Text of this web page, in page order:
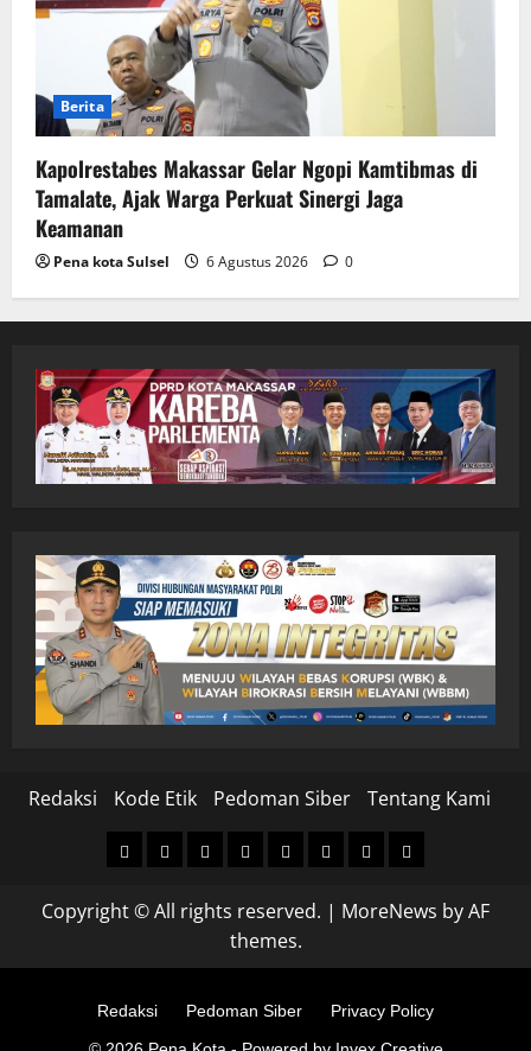
Berita
Kapolrestabes Makassar Gelar Ngopi Kamtibmas di
Tamalate, Ajak Warga Perkuat Sinergi Jaga
Keamanan
Pena kota Sulsel 6 Agustus 2026 0
Redaksi Kode Etik Pedoman Siber Tentang Kami
HomeNasionalHukum
Kriminal
PolitikEkonomiPendidikan
Kesehatan
Olahraga
Copyright © All rights reserved. | MoreNews by AF
themes.
Redaksi Pedoman Siber
Privacy Policy